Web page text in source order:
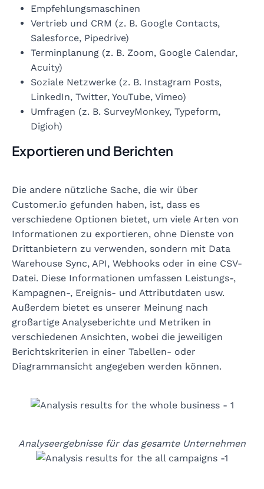
Empfehlungsmaschinen
Vertrieb und CRM (z. B. Google Contacts,
Salesforce, Pipedrive)
Terminplanung (z. B. Zoom, Google Calendar,
Acuity)
Soziale Netzwerke (z. B. Instagram Posts,
LinkedIn, Twitter, YouTube, Vimeo)
Umfragen (z. B. SurveyMonkey, Typeform,
Digioh)
Exportieren und Berichten
Die andere nützliche Sache, die wir über
Customer.io gefunden haben, ist, dass es
verschiedene Optionen bietet, um viele Arten von
Informationen zu exportieren, ohne Dienste von
Drittanbietern zu verwenden, sondern mit Data
Warehouse Sync, API, Webhooks oder in eine CSV-
Datei. Diese Informationen umfassen Leistungs-,
Kampagnen-, Ereignis- und Attributdaten usw.
Außerdem bietet es unserer Meinung nach
großartige Analyseberichte und Metriken in
verschiedenen Ansichten, wobei die jeweiligen
Berichtskriterien in einer Tabellen- oder
Diagrammansicht angegeben werden können.
Analyseergebnisse für das gesamte Unternehmen